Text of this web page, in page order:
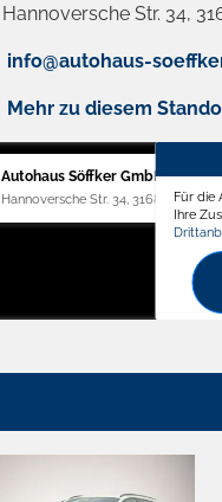
Hannoversche Str. 34,
info@autohaus-
Mehr zu diesem
Autohaus Söffker GmbH
Hannoversche Str. 34, 31688 Für die
Ihre